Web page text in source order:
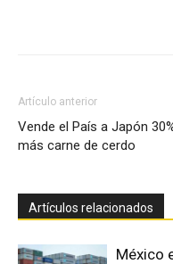
Artículo anterior
Vende el País a Japón
más carne de cerdo
Artículos relacionados
México